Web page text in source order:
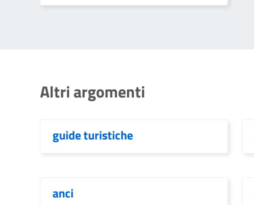
Altri argomenti
guide turistiche
anci